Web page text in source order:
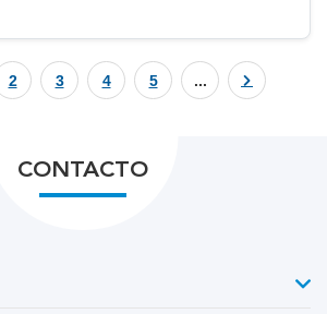
2 3 4 5 ...
CONTACTO